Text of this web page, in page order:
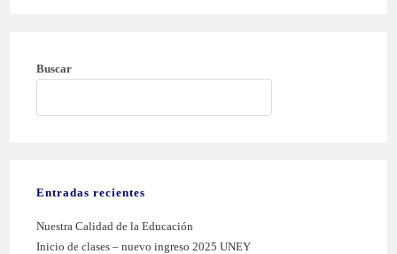
Buscar
Entradas recientes
Nuestra Calidad de la Educación
Inicio de clases – nuevo ingreso 2025 UNEY